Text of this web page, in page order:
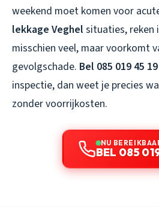
weekend moet komen voor
lekkage Veghel situaties, reken
misschien veel, maar voorkomt
gevolgschade. Bel 085 019 45 19
inspectie, dan weet je precies
zonder voorrijkosten.
NU
BEL 085